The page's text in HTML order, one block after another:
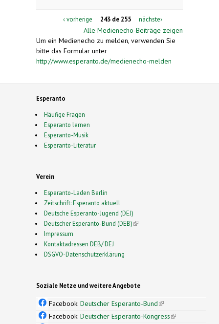
‹ vorherige 243 de 255 nächste›
Alle Medienecho-Beiträge zeigen
Um ein Medienecho zu melden, verwenden Sie
bitte das Formular unter
http://www.esperanto.de/medienecho-melden
Esperanto
Häufige Fragen
Esperanto lernen
Esperanto-Musik
Esperanto-Literatur
Verein
Esperanto-Laden Berlin
Zeitschrift: Esperanto aktuell
Deutsche Esperanto-Jugend (DEJ)
Deutscher Esperanto-Bund (DEB)(link is external)
Impressum
Kontaktadressen DEB/ DEJ
DSGVO-Datenschutzerklärung
Soziale Netze und weitere Angebote
Facebook: Deutscher Esperanto-Bund(link is
external)
Facebook: Deutscher Esperanto-Kongress(link is